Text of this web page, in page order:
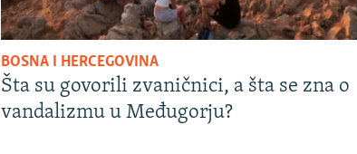
BOSNA I HERCEGOVINA
Šta su govorili zvaničnici, a šta se zna o
vandalizmu u Međugorju?